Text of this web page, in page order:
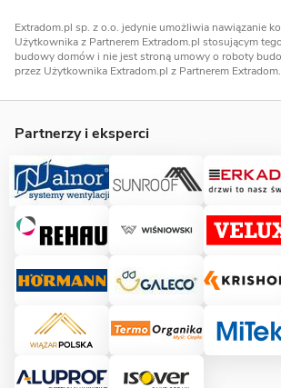
Extradom.pl sp. z o.o. jedynie umożliwia nawiązanie
Użytkownika z Partnerem Extradom.pl stosującym
budowy domów i nie jest stroną umowy o roboty
przez Użytkownika Extradom.pl z Partnerem
Partnerzy i eksperci